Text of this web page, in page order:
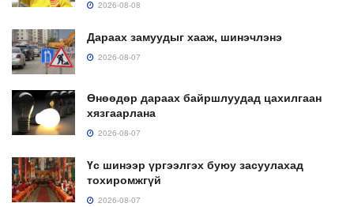
2026-08-08
Дараах замуудыг хааж, шинэчлэнэ
2026-08-07
Өнөөдөр дараах байршлуудад цахилгаан
хязгаарлана
2026-08-07
Үс шинээр үргээлгэх буюу засуулахад
тохиромжгүй
2026-08-07